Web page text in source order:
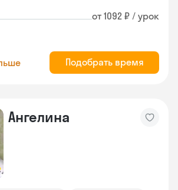
от 1092 ₽ / урок
Подобрать время
Ангелина